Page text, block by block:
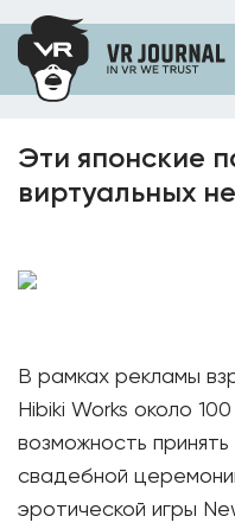
Эти японские
виртуальных
В рамках рекламы
Hibiki Works около
возможность
свадебной
эротической игры